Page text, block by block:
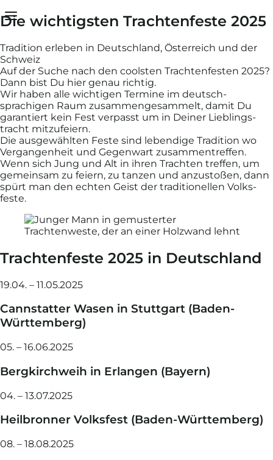
Die wichtigsten Trachtenfeste 2025
Tradition erleben in Deutschland, Österreich und der
Schweiz
Auf der Suche nach den coolsten Trachten­festen 2025?
Dann bist Du hier genau richtig.
Wir haben alle wichti­gen Termine im deutsch­
sprachigen Raum zu­sammen­gesammelt, damit Du
garan­tiert kein Fest ver­passt um in Deiner Lieblings­
tracht mit­zufeiern.
Die aus­gewähl­ten Feste sind leben­dige Tradition wo
Ver­gangen­heit und Gegen­wart zusammen­treffen.
Wenn sich Jung und Alt in ihren Trachten treffen, um
gemein­sam zu feiern, zu tanzen und an­zu­stoßen, dann
spürt man den echten Geist der tradi­tionellen Volks­
feste.
Trachtenfeste 2025 in Deutschland
19.04. – 11.05.2025
Cannstatter Wasen in Stuttgart (Baden-
Württemberg)
05. – 16.06.2025
Bergkirchweih in Erlangen (Bayern)
04. – 13.07.2025
Heilbronner Volksfest (Baden-Württemberg)
08. – 18.08.2025
Dein Warenkorb ist leer
Sobald Du Artikel in Deinen Warenkorb gelegt hast,
diese hier.
Weiter einkaufen
Vielen Dank
Schließen